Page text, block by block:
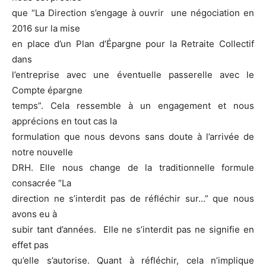
que “La Direction s’engage à ouvrir une négociation en
2016 sur la mise
en place d’un Plan d’Épargne pour la Retraite Collectif
dans
l’entreprise avec une éventuelle passerelle avec le
Compte épargne
temps”. Cela ressemble à un engagement et nous
apprécions en tout cas la
formulation que nous devons sans doute à l’arrivée de
notre nouvelle
DRH. Elle nous change de la traditionnelle formule
consacrée “La
direction ne s’interdit pas de réfléchir sur…” que nous
avons eu à
subir tant d’années. Elle ne s’interdit pas ne signifie en
effet pas
qu’elle s’autorise. Quant à réfléchir, cela n’implique